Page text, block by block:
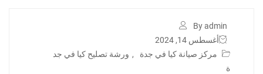
By admin
أغسطس 14, 2024
مركز صيانة كيا في جدة
, ورشة تصليح كيا في جد
ة